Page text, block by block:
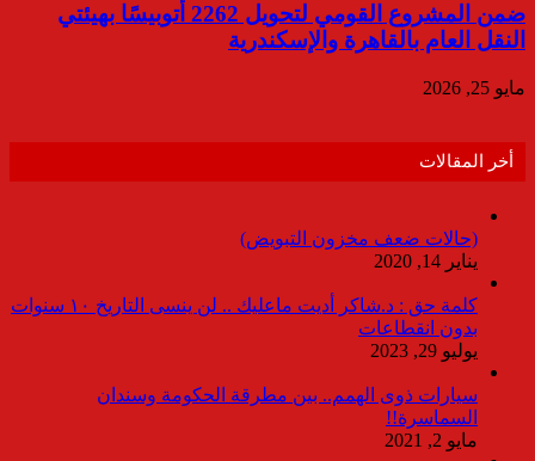
ضمن المشروع القومي لتحويل 2262 أتوبيسًا بهيئتي
النقل العام بالقاهرة والإسكندرية
مايو 25, 2026
أخر المقالات
(حالات ضعف مخزون التبويض)
يناير 14, 2020
كلمة حق : د.شاكر أديت ماعليك .. لن ينسى التاريخ ١٠ سنوات
بدون انقطاعات
يوليو 29, 2023
سيارات ذوى الهمم.. بين مطرقة الحكومة وسندان
السماسرة!!
مايو 2, 2021